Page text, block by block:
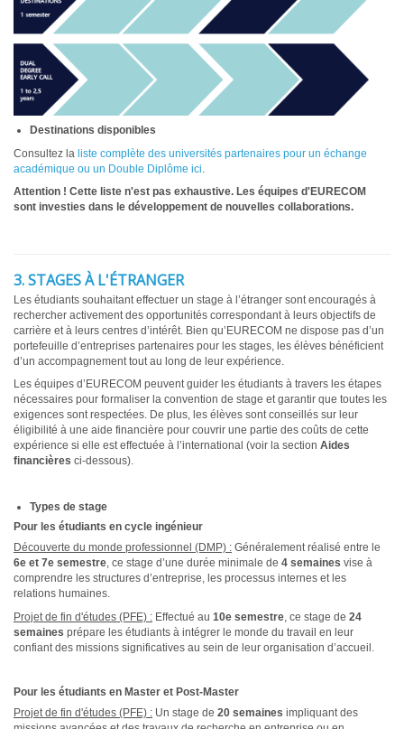
Destinations disponibles
Consultez la liste complète des universités partenaires pour un échange
académique ou un Double Diplôme ici.
Attention ! Cette liste n'est pas exhaustive. Les équipes d'EURECOM
sont investies dans le développement de nouvelles collaborations.
3. STAGES À L'ÉTRANGER
Les étudiants souhaitant effectuer un stage à l’étranger sont encouragés à
rechercher activement des opportunités correspondant à leurs objectifs de
carrière et à leurs centres d’intérêt. Bien qu’EURECOM ne dispose pas d’un
portefeuille d’entreprises partenaires pour les stages, les élèves bénéficient
d’un accompagnement tout au long de leur expérience.
Les équipes d’EURECOM peuvent guider les étudiants à travers les étapes
nécessaires pour formaliser la convention de stage et garantir que toutes les
exigences sont respectées. De plus, les élèves sont conseillés sur leur
éligibilité à une aide financière pour couvrir une partie des coûts de cette
expérience si elle est effectuée à l’international (voir la section Aides
financières ci-dessous).
Types de stage
Pour les étudiants en cycle ingénieur
Découverte du monde professionnel (DMP) : Généralement réalisé entre le
6e et 7e semestre, ce stage d’une durée minimale de 4 semaines vise à
comprendre les structures d’entreprise, les processus internes et les
relations humaines.
Projet de fin d'études (PFE) : Effectué au 10e semestre, ce stage de 24
semaines prépare les étudiants à intégrer le monde du travail en leur
confiant des missions significatives au sein de leur organisation d’accueil.
Pour les étudiants en Master et Post-Master
Projet de fin d'études (PFE) : Un stage de 20 semaines impliquant des